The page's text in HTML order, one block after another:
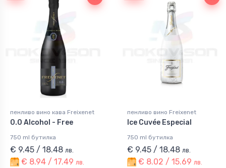
пенливо вино кава Freixenet
0.0 Alcohol - Free
750 ml бутилка
€ 9.45 / 18.48 лв.
€ 8.94 / 17.49 лв.
пенливо вино Freixenet
Ice Cuvée Especial
750 ml бутилка
€ 9.45 / 18.48 лв.
€ 8.02 / 15.69 лв.